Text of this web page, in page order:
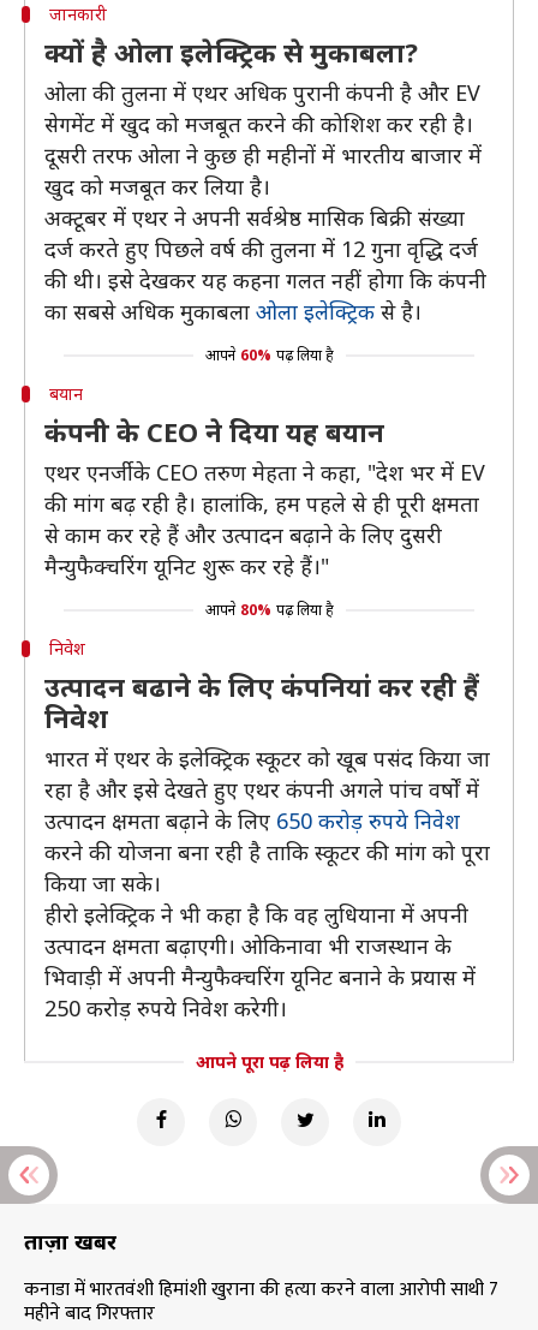
जानकारी
क्यों है ओला इलेक्ट्रिक से मुकाबला?
ओला की तुलना में एथर अधिक पुरानी कंपनी है और EV
सेगमेंट में खुद को मजबूत करने की कोशिश कर रही है।
दूसरी तरफ ओला ने कुछ ही महीनों में भारतीय बाजार में
खुद को मजबूत कर लिया है।
अक्टूबर में एथर ने अपनी सर्वश्रेष्ठ मासिक बिक्री संख्या
दर्ज करते हुए पिछले वर्ष की तुलना में 12 गुना वृद्धि दर्ज
की थी। इसे देखकर यह कहना गलत नहीं होगा कि कंपनी
का सबसे अधिक मुकाबला ओला इलेक्ट्रिक से है।
आपने 60% पढ़ लिया है
बयान
कंपनी के CEO ने दिया यह बयान
एथर एनर्जी के CEO तरुण मेहता ने कहा, "देश भर में EV
की मांग बढ़ रही है। हालांकि, हम पहले से ही पूरी क्षमता
से काम कर रहे हैं और उत्पादन बढ़ाने के लिए दुसरी
मैन्युफैक्चरिंग यूनिट शुरू कर रहे हैं।"
आपने 80% पढ़ लिया है
निवेश
उत्पादन बढाने के लिए कंपनियां कर रही हैं
निवेश
भारत में एथर के इलेक्ट्रिक स्कूटर को खूब पसंद किया जा
रहा है और इसे देखते हुए एथर कंपनी अगले पांच वर्षों में
उत्पादन क्षमता बढ़ाने के लिए 650 करोड़ रुपये निवेश
करने की योजना बना रही है ताकि स्कूटर की मांग को पूरा
किया जा सके।
हीरो इलेक्ट्रिक ने भी कहा है कि वह लुधियाना में अपनी
उत्पादन क्षमता बढ़ाएगी। ओकिनावा भी राजस्थान के
भिवाड़ी में अपनी मैन्युफैक्चरिंग यूनिट बनाने के प्रयास में
250 करोड़ रुपये निवेश करेगी।
आपने पूरा पढ़ लिया है
ताज़ा खबरें
कनाडा में भारतवंशी हिमांशी खुराना की हत्या करने वाला आरोपी साथी 7
महीने बाद गिरफ्तार